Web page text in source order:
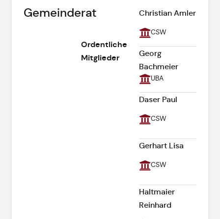
Gemeinderat
Ordentliche
Mitglieder
Christian Amler
CSW
Georg
Bachmeier
UBA
Daser Paul
CSW
Gerhart Lisa
CSW
Haltmaier
Reinhard